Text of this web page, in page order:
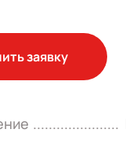
заявку